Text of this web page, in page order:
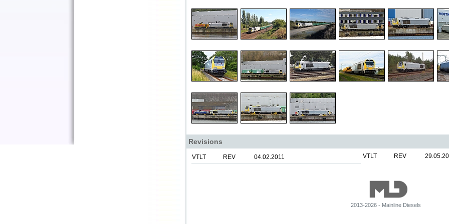
Revisions
VTLT REV 04.02.2011 VTLT REV
2013-2026 - Mainline Diesels